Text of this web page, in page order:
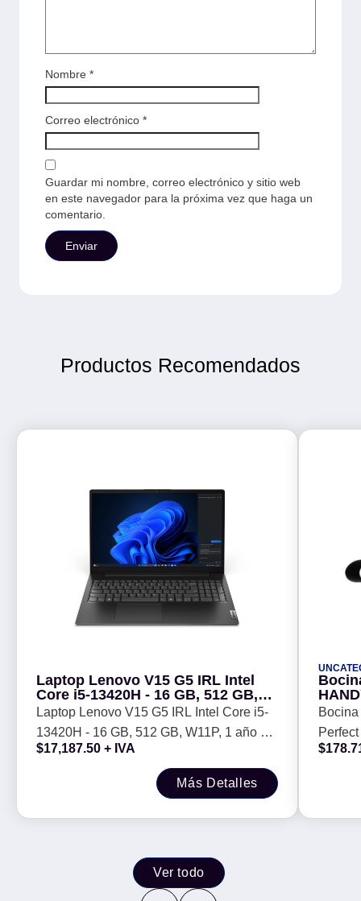
Nombre *
Correo electrónico *
Guardar mi nombre, correo electrónico y sitio web
en este navegador para la próxima vez que haga un
comentario.
Productos Recomendados
Laptop Lenovo V15 G5 IRL Intel
Core i5-13420H - 16 GB, 512 GB,
W11P, 1 año de garantia
Laptop Lenovo V15 G5 IRL Intel Core i5-
13420H - 16 GB, 512 GB, W11P, 1 año de
garantia
$17,187.50 + IVA
Más Detalles
-
$
Ver todo